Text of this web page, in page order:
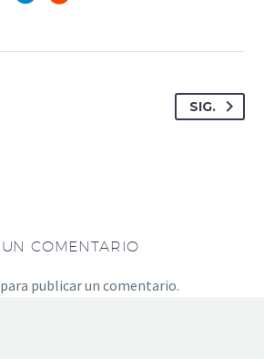
SIG.
UN COMENTARIO
para publicar un comentario.